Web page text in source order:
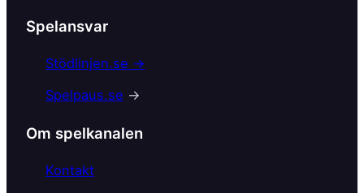
e
b
o
k
Spelansvar
Stödlinjen.se →
Spelpaus.se →
Om spelkanalen
Kontakt